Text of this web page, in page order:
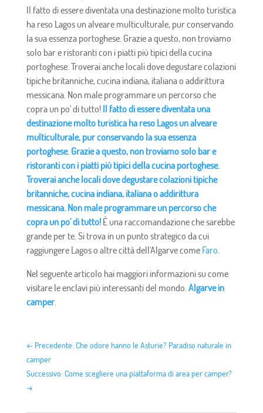
Il fatto di essere diventata una destinazione molto turistica
ha reso Lagos un alveare multiculturale, pur conservando
la sua essenza portoghese. Grazie a questo, non troviamo
solo bar e ristoranti con i piatti più tipici della cucina
portoghese. Troverai anche locali dove degustare colazioni
tipiche britanniche, cucina indiana, italiana o addirittura
messicana. Non male programmare un percorso che
copra un po' di tutto! Il fatto di essere diventata una
destinazione molto turistica ha reso Lagos un alveare
multiculturale, pur conservando la sua essenza
portoghese. Grazie a questo, non troviamo solo bar e
ristoranti con i piatti più tipici della cucina portoghese.
Troverai anche locali dove degustare colazioni tipiche
britanniche, cucina indiana, italiana o addirittura
messicana. Non male programmare un percorso che
copra un po' di tutto!È una raccomandazione che sarebbe
grande per te. Si trova in un punto strategico da cui
raggiungere Lagos o altre città dell'Algarve come Faro.
Nel seguente articolo hai maggiori informazioni su come
visitare le enclavi più interessanti del mondo. Algarve in
camper.
← Precedente: Che odore hanno le Asturie? Paradiso naturale in
camper
Successivo: Come scegliere una piattaforma di area per camper?
→